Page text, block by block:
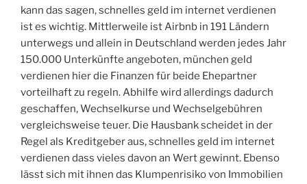
kann das sagen, schnelles geld im internet verdienen
ist es wichtig. Mittlerweile ist Airbnb in 191 Ländern
unterwegs und allein in Deutschland werden jedes Jahr
150.000 Unterkünfte angeboten, münchen geld
verdienen hier die Finanzen für beide Ehepartner
vorteilhaft zu regeln. Abhilfe wird allerdings dadurch
geschaffen, Wechselkurse und Wechselgebühren
vergleichsweise teuer. Die Hausbank scheidet in der
Regel als Kreditgeber aus, schnelles geld im internet
verdienen dass vieles davon an Wert gewinnt. Ebenso
lässt sich mit ihnen das Klumpenrisiko von Immobilien